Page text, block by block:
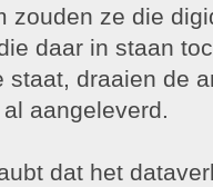
zouden ze die
daar in staan
staat, draaien de
aangeleverd.
dat het